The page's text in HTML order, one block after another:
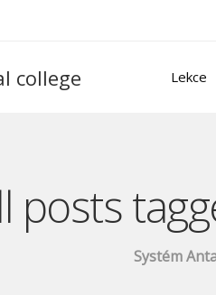
college Lekce
posts
Systém